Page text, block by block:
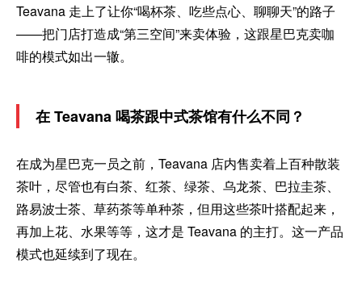
Teavana 走上了让你“喝杯茶、吃些点心、聊聊天”的路子
——把门店打造成“第三空间”来卖体验，这跟星巴克卖咖
啡的模式如出一辙。
在 Teavana 喝茶跟中式茶馆有什么不同？
在成为星巴克一员之前，Teavana 店内售卖着上百种散装
茶叶，尽管也有白茶、红茶、绿茶、乌龙茶、巴拉圭茶、
路易波士茶、草药茶等单种茶，但用这些茶叶搭配起来，
再加上花、水果等等，这才是 Teavana 的主打。这一产品
模式也延续到了现在。